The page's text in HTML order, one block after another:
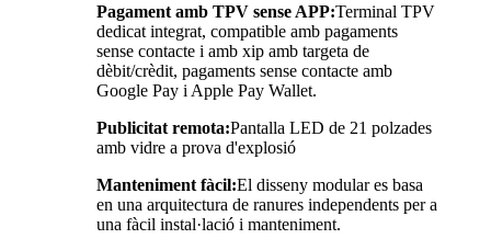
Pagament amb TPV sense APP:Terminal TPV
dedicat integrat, compatible amb pagaments
sense contacte i amb xip amb targeta de
dèbit/crèdit, pagaments sense contacte amb
Google Pay i Apple Pay Wallet.
Publicitat remota:Pantalla LED de 21 polzades
amb vidre a prova d'explosió
Manteniment fàcil:El disseny modular es basa
en una arquitectura de ranures independents per a
una fàcil instal·lació i manteniment.